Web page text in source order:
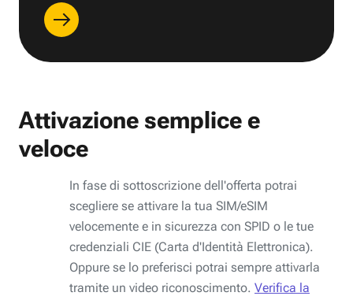
Attivazione semplice e
veloce
In fase di sottoscrizione dell'offerta potrai
scegliere se attivare la tua SIM/eSIM
velocemente e in sicurezza con SPID o le tue
credenziali CIE (Carta d'Identità Elettronica).
Oppure se lo preferisci potrai sempre attivarla
tramite un video riconoscimento. Verifica la